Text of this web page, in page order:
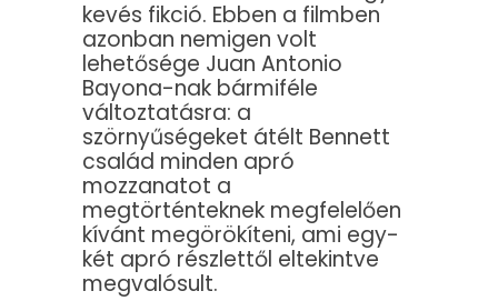
kevés fikció. Ebben a filmben
azonban nemigen volt
lehetősége Juan Antonio
Bayona-nak bármiféle
változtatásra: a
szörnyűségeket átélt Bennett
család minden apró
mozzanatot a
megtörténteknek megfelelően
kívánt megörökíteni, ami egy-
két apró részlettől eltekintve
megvalósult.